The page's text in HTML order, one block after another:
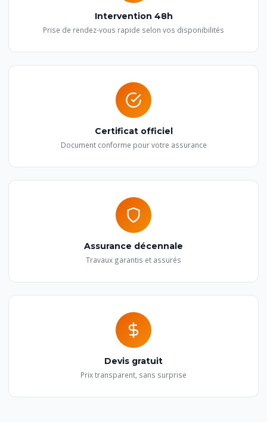
Intervention 48h
Prise de rendez-vous rapide selon vos disponibilités
Certificat officiel
Document conforme pour votre assurance
Assurance décennale
Travaux garantis et assurés
Devis gratuit
Prix transparent, sans surprise